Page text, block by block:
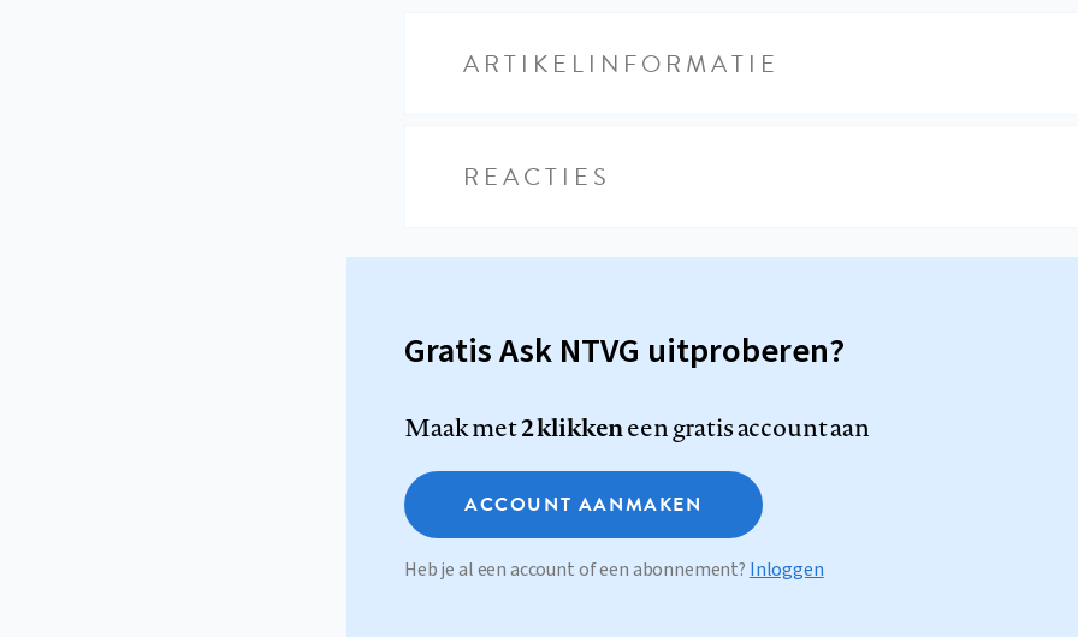
ARTIKELINFORMATIE
REACTIES
Gratis Ask NTVG uitproberen?
Maak met2 klikkeneen gratis account aan
ACCOUNT AANMAKEN
Heb je al een account of een abonnement? Inloggen